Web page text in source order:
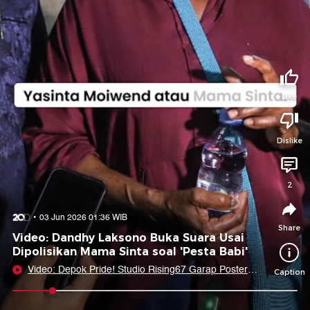
Like
Dislike
2
Share
Caption
03 Jun 2026 01:36 WIB
Video: Dandhy Laksono Buka Suara Usai
Dipolisikan Mama Sinta soal 'Pesta Babi'
Video: Depok Pride! Studio Rising67 Garap Poster
Lagu Ariana Grande
Share to
Facebook Whatsapp Telegram
Copy Link Copy Embed
Copy Embed &
Caption
Suka video ini?
Login untuk menyampaikan pendapat.
Tidak suka video ini?
Login untuk menyampaikan pendapat.